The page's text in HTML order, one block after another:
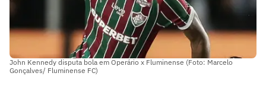
John Kennedy disputa bola em Operário x Fluminense (Foto: Marcelo
Gonçalves/ Fluminense FC)